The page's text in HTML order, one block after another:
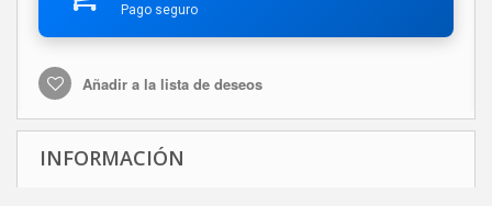
Pago seguro
Añadir a la lista de deseos
INFORMACIÓN